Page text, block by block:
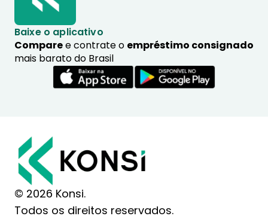
Baixe o aplicativo
Comparee contrate o empréstimo consignado
mais barato do Brasil
© 2026 Konsi.
Todos os direitos reservados.